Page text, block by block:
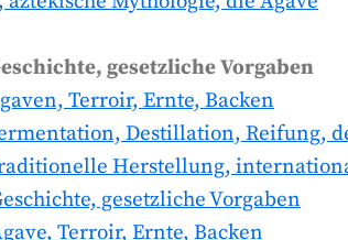
gesetzliche Vorgaben
Terroir, Ernte, Backen
Destillation, Reifung,
Herstellung,
gesetzliche Vorgaben
Terroir, Ernte, Backen